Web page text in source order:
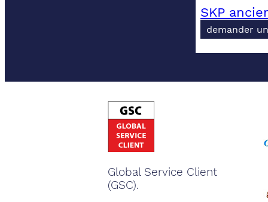
SKP
demander
Global Service Client
(GSC).